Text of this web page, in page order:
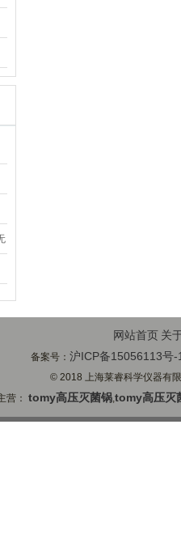
网站首页 关
备案号：沪ICP备15056113号-
© 2018 上海莱睿科学仪器有
营：tomy高压灭菌锅,tomy高压灭